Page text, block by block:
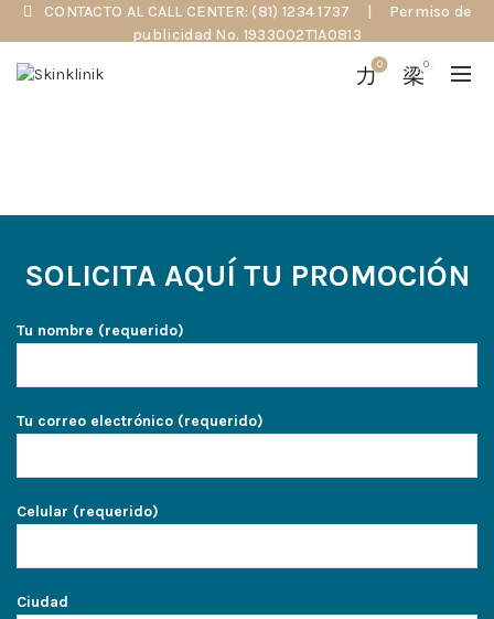
CONTACTO AL CALL CENTER: (81) 1234 1737 |
Permiso de
publicidad No. 1933002T1A0813
0 0
SOLICITA AQUÍ TU PROMOCIÓN
Tu nombre (requerido)
Tu correo electrónico (requerido)
Celular (requerido)
Ciudad